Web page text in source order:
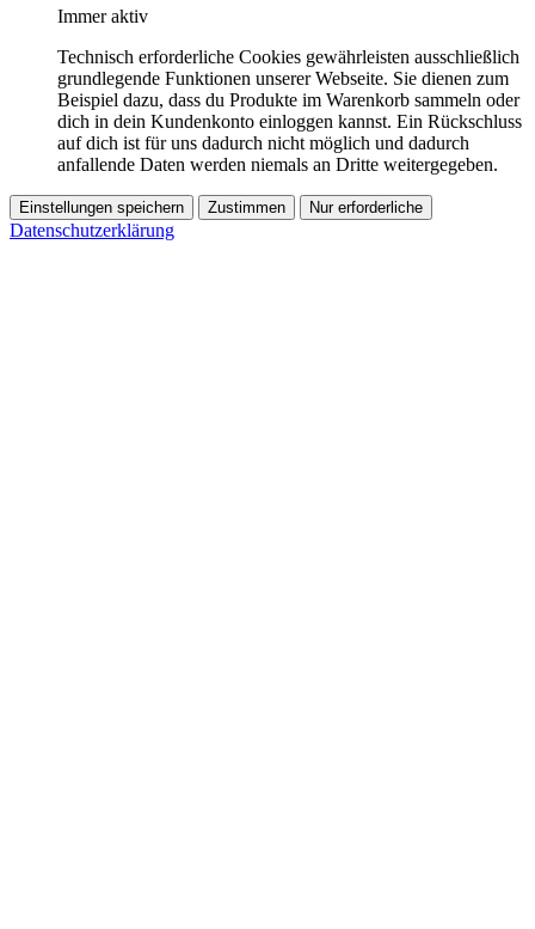
Immer aktiv
Technisch erforderliche Cookies gewährleisten ausschließlich
grundlegende Funktionen unserer Webseite. Sie dienen zum
Beispiel dazu, dass du Produkte im Warenkorb sammeln oder
dich in dein Kundenkonto einloggen kannst. Ein Rückschluss
auf dich ist für uns dadurch nicht möglich und dadurch
anfallende Daten werden niemals an Dritte weitergegeben.
Einstellungen speichern Zustimmen Nur erforderliche
Datenschutzerklärung